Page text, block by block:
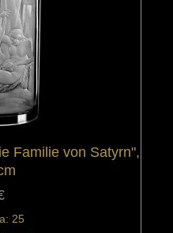
Familie von Satyrn",
25